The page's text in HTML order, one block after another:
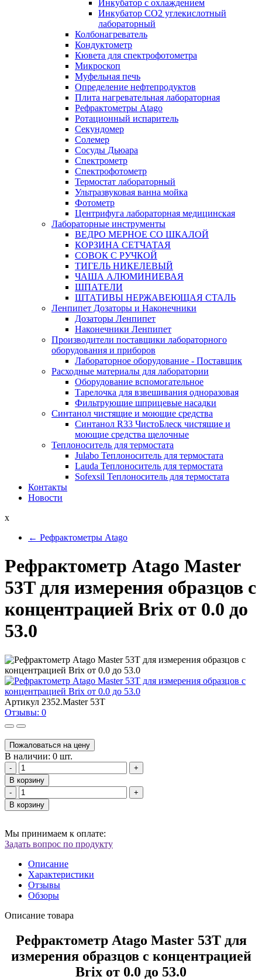
Инкубатор с охлаждением
Инкубатор СО2 углекислотный
лабораторный
Колбонагреватель
Кондуктометр
Кювета для спектрофотометра
Микроскоп
Муфельная печь
Определение нефтепродуктов
Плита нагревательная лабораторная
Рефрактометры Atago
Ротационный испаритель
Секундомер
Солемер
Сосуды Дьюара
Спектрометр
Спектрофотометр
Термостат лабораторный
Ультразвуковая ванна мойка
Фотометр
Центрифуга лабораторная медицинская
Лабораторные инструменты
ВЕДРО МЕРНОЕ СО ШКАЛОЙ
КОРЗИНА СЕТЧАТАЯ
СОВОК С РУЧКОЙ
ТИГЕЛЬ НИКЕЛЕВЫЙ
ЧАША АЛЮМИНИЕВАЯ
ШПАТЕЛИ
ШТАТИВЫ НЕРЖАВЕЮЩАЯ СТАЛЬ
Ленпипет Дозаторы и Наконечники
Дозаторы Ленпипет
Наконечники Ленпипет
Производители поставщики лабораторного
оборудования и приборов
Лабораторное оборудование - Поставщик
Расходные материалы для лаборатории
Оборудование вспомогательное
Тарелочка для взвешивания одноразовая
Фильтрующие шприцевые насадки
Синтанол чистящие и моющие средства
Синтанол R33 ЧистоБлеск чистящие и
моющие средства щелочные
Теплоноситель для термостата
Julabo Теплоноситель для термостата
Lauda Теплоноситель для термостата
Sofexsil Теплоноситель для термостата
Контакты
Новости
x
← Рефрактометры Atago
Рефрактометр Atago Master
53T для измерения образцов с
концентрацией Brix от 0.0 до
53.0
Артикул 2352.Master 53T
Отзывы: 0
Пожаловаться на цену
В наличии: 0 шт.
-
+
В корзину
-
+
В корзину
Мы принимаем к оплате:
Задать вопрос по продукту
Описание
Характеристики
Отзывы
Обзоры
Описание товара
Рефрактометр Atago Master 53T для
измерения образцов с концентрацией
Brix от 0.0 до 53.0